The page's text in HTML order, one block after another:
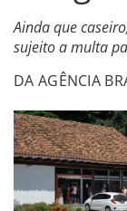
Ainda que
sujeito a multa
DA AGÊNCIA